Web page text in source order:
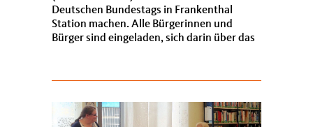
Deutschen Bundestags in Frankenthal
Station machen. Alle Bürgerinnen und
Bürger sind eingeladen, sich darin über das